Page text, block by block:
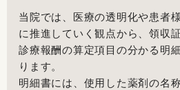
当院では、医療の透明化や患者
に推進していく観点から、領収
診療報酬の算定項目の分かる明
ります。
明細書には、使用した薬剤の名